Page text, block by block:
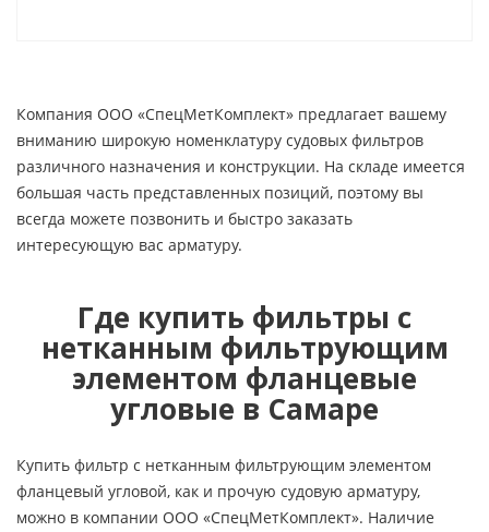
Компания ООО «СпецМетКомплект» предлагает вашему
вниманию широкую номенклатуру судовых фильтров
различного назначения и конструкции. На складе имеется
большая часть представленных позиций, поэтому вы
всегда можете позвонить и быстро заказать
интересующую вас арматуру.
Где купить фильтры с
нетканным фильтрующим
элементом фланцевые
угловые в Самаре
Купить фильтр с нетканным фильтрующим элементом
фланцевый угловой, как и прочую судовую арматуру,
можно в компании ООО «СпецМетКомплект». Наличие